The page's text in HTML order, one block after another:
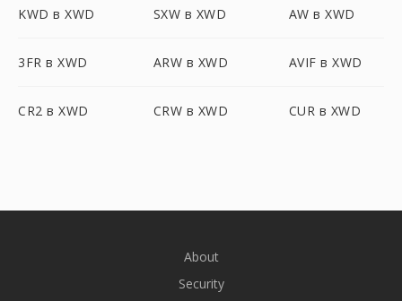
KWD в XWD SXW в XWD AW в XWD
3FR в XWD ARW в XWD AVIF в XWD
CR2 в XWD CRW в XWD CUR в XWD
About
Security